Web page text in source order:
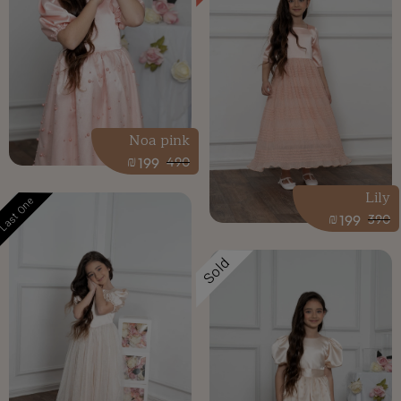
390
199
₪
Lily
490
199
₪
Noa pink
Sold
One